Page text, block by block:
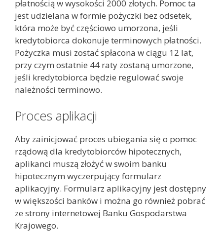
płatnością w wysokości 2000 złotych. Pomoc ta
jest udzielana w formie pożyczki bez odsetek,
która może być częściowo umorzona, jeśli
kredytobiorca dokonuje terminowych płatności.
Pożyczka musi zostać spłacona w ciągu 12 lat,
przy czym ostatnie 44 raty zostaną umorzone,
jeśli kredytobiorca będzie regulować swoje
należności terminowo.
Proces aplikacji
Aby zainicjować proces ubiegania się o pomoc
rządową dla kredytobiorców hipotecznych,
aplikanci muszą złożyć w swoim banku
hipotecznym wyczerpujący formularz
aplikacyjny. Formularz aplikacyjny jest dostępny
w większości banków i można go również pobrać
ze strony internetowej Banku Gospodarstwa
Krajowego.